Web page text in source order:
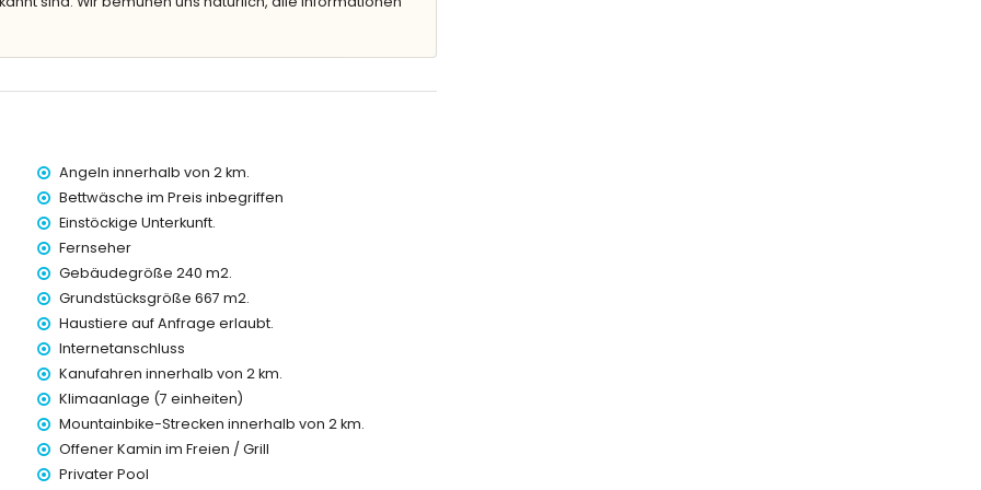
der Villa)
(innerhalb von 2 Kilometern von der Villa)
Kilometern von der Villa)
Kilometern von der Villa)
von der Villa)
von der Villa)
der Villa inbegriffen sind
Angeln innerhalb von 2 km.
Bettwäsche im Preis inbegriffen
Einstöckige Unterkunft.
Fernseher
Gebäudegröße 240 m2.
Grundstücksgröße 667 m2.
Haustiere auf Anfrage erlaubt.
Internetanschluss
Kanufahren innerhalb von 2 km.
Klimaanlage (7 einheiten)
Mountainbike-Strecken innerhalb von 2 km.
Offener Kamin im Freien / Grill
Privater Pool